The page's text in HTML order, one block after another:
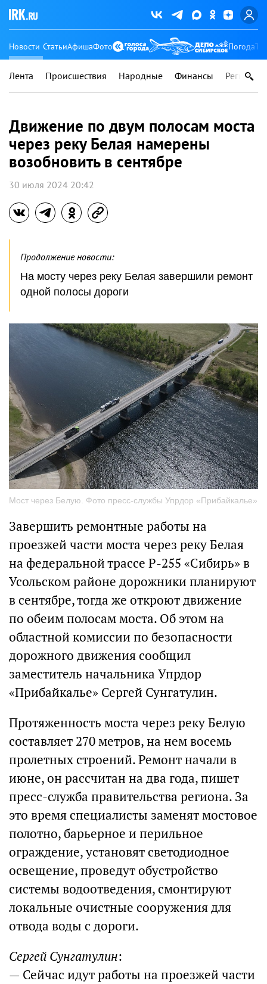
Новости СтатьиАфишаФото Погода
Лента Происшествия Народные Финансы Регионы
Движение по двум полосам моста
через реку Белая намерены
возобновить в сентябре
30 июля 2024 20:42
Продолжение новости:
На мосту через реку Белая завершили ремонт
одной полосы дороги
Мост через Белую. Фото пресс-службы Упрдор «Прибайкалье»
Завершить ремонтные работы на
проезжей части моста через реку Белая
на федеральной трассе Р-255 «Сибирь» в
Усольском районе дорожники планируют
в сентябре, тогда же откроют движение
по обеим полосам моста. Об этом на
областной комиссии по безопасности
дорожного движения сообщил
заместитель начальника Упрдор
«Прибайкалье» Сергей Сунгатулин.
Протяженность моста через реку Белую
составляет 270 метров, на нем восемь
пролетных строений. Ремонт начали в
июне, он рассчитан на два года, пишет
пресс-служба правительства региона. За
это время специалисты заменят мостовое
полотно, барьерное и перильное
ограждение, установят светодиодное
освещение, проведут обустройство
системы водоотведения, смонтируют
локальные очистные сооружения для
отвода воды с дороги.
Сергей Сунгатулин:
— Сейчас идут работы на проезжей части